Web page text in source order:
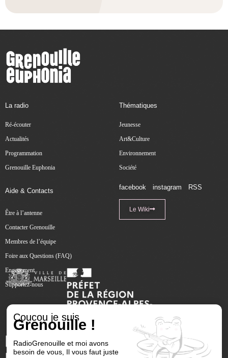
La radio
Ré-écouter
Actualités
Programmation
Grenouille Euphonia
Thématiques
Jeunesse
Art&Culture
Environnement
Société
Aide & Contacts
Être à l’antenne
Contacter Grenouille
Membres de l’équipe
Foire aux Questions (FAQ)
Engagement
Supportez-nous
facebook instagram RSS
Le Wiki
Coucou je suis
Grenouille !
RadioGrenouille et moi avons
besoin de vous, Il vous faut juste